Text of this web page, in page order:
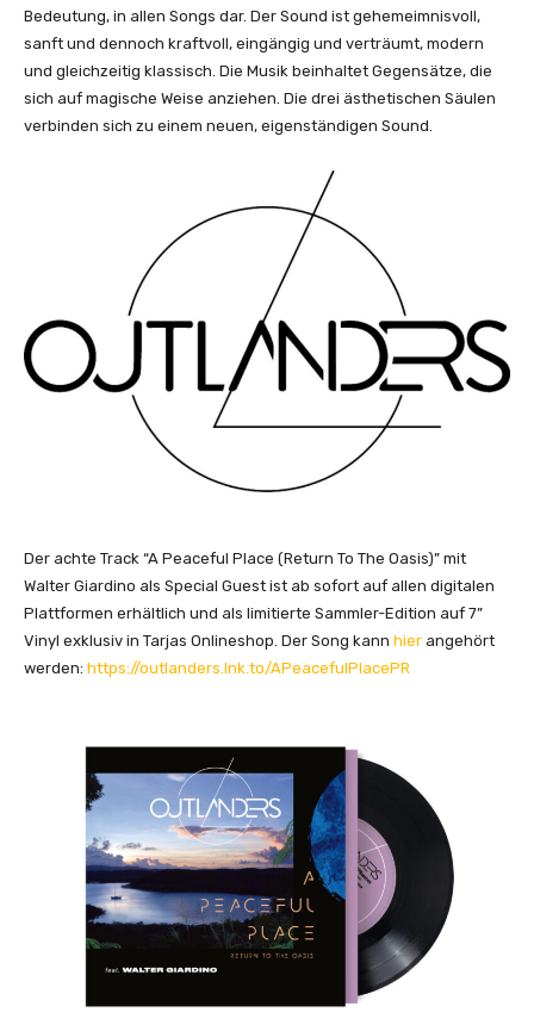
Bedeutung, in allen Songs dar. Der Sound ist gehemeimnisvoll,
sanft und dennoch kraftvoll, eingängig und verträumt, modern
und gleichzeitig klassisch. Die Musik beinhaltet Gegensätze, die
sich auf magische Weise anziehen. Die drei ästhetischen Säulen
verbinden sich zu einem neuen, eigenständigen Sound.
Der achte Track “A Peaceful Place (Return To The Oasis)” mit
Walter Giardino als Special Guest ist ab sofort auf allen digitalen
Plattformen erhältlich und als limitierte Sammler-Edition auf 7”
Vinyl exklusiv in Tarjas Onlineshop. Der Song kann hier angehört
werden: https://outlanders.lnk.to/APeacefulPlacePR